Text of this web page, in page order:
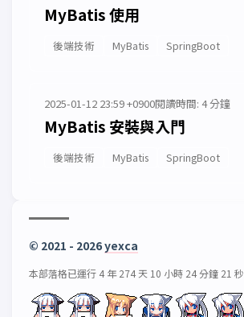
MyBatis 使用
後端技術 MyBatis SpringBoot
2025-01-12 23:59 +0900閱讀時間: 4 分鐘
MyBatis 安裝與入門
後端技術 MyBatis SpringBoot
© 2021 - 2026yexca
本部落格已運行 4 年 274 天 10 小時 24 分鐘 21 秒